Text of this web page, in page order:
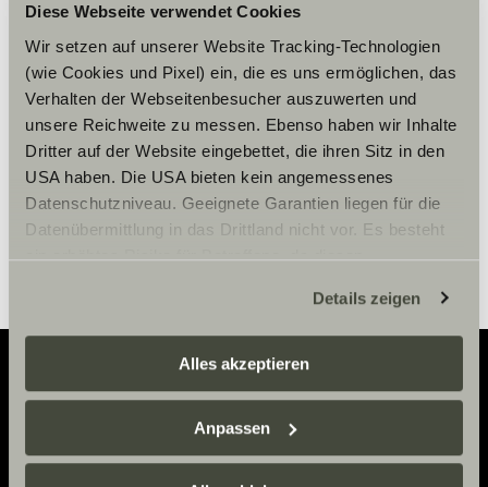
Diese Webseite verwendet Cookies
Wir setzen auf unserer Website Tracking-Technologien
(wie Cookies und Pixel) ein, die es uns ermöglichen, das
Verhalten der Webseitenbesucher auszuwerten und
unsere Reichweite zu messen. Ebenso haben wir Inhalte
Dritter auf der Website eingebettet, die ihren Sitz in den
USA haben. Die USA bieten kein angemessenes
Datenschutzniveau. Geeignete Garantien liegen für die
Datenübermittlung in das Drittland nicht vor. Es besteht
ein erhöhtes Risiko für Betroffene, da diesen
zustehen. Eingesetzte Dienstleister können Daten für
eigene Zwecke verarbeiten und mit anderen Daten
zusammenführen. Weitere Informationen finden Sie hier:
Datenschutzerklärung
einzelne Cookies/Dienste in den Einstellungen aus,
erteilen Sie uns Ihre Einwilligung zur Verarbeitung Ihrer
Details zeigen
Alles akzeptieren
Anpassen
Zaakceptuj marketingowe pliki
cookie, aby zobaczyć treści.
Ustawienia plików cookie
Adventure
Now.